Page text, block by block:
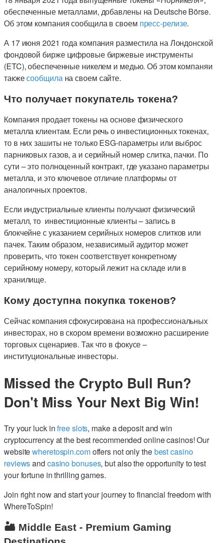
обеспеченные металлами, добавлены на Deutsche Börse.
Об этом компания сообщила в своем пресс-релизе.
А 17 июня 2021 года компания разместила на Лондонской
фондовой бирже цифровые биржевые инструменты
(ETC), обеспеченные никелем и медью. Об этом компаняи
такжесообщила на своем сайте.
Что получает покупатель токена?
Компания продает токены на основе физического
металла клиентам. Если речь о инвестиционных токенах,
то в них зашиты не только ESG-параметры или выброс
парниковых газов, а и серийный номер слитка, пачки. По
сути – это полноценный контракт, где указано параметры
металла, и это ключевое отличие платформы от
аналогичных проектов.
Если индустриальные клиенты получают физический
металл, то инвестиционные клиенты – запись в
блокчейне с указанием серийных номеров слитков или
пачек. Таким образом, независимый аудитор может
проверить, что токен соответствует конкретному
серийному номеру, который лежит на складе или в
хранилище.
Кому доступна покупка токенов?
Сейчас компания сфокусирована на профессиональных
инвесторах, но в скором времени возможно расширение
торговых сценариев. Так что в фокусе –
институциональные инвесторы.
Missed the Crypto Bull Run?
Don't Miss Your Next Big Win!
Try your luck infree slots, make a deposit and win
cryptocurrency at the best recommended online casinos! Our
websitewheretospin.comoffers not only thebest casino
reviewsand casino bonuses, but also the opportunity to test
your fortune in thrilling games.
Join right now and start your journey to financial freedom with
WhereToSpin!
🏜️ Middle East - Premium Gaming